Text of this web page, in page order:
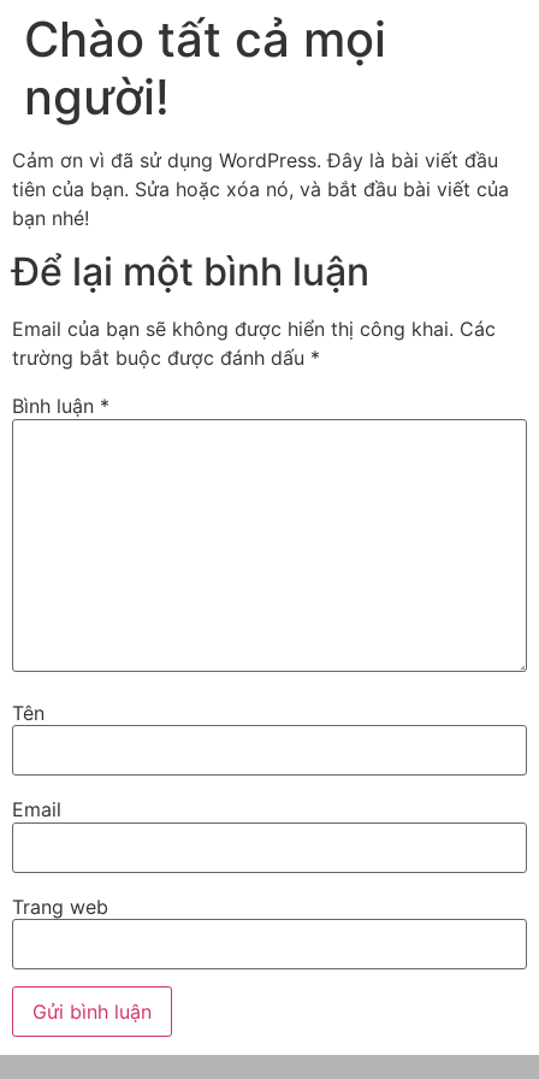
Chào tất cả mọi
người!
Cảm ơn vì đã sử dụng WordPress. Đây là bài viết đầu
tiên của bạn. Sửa hoặc xóa nó, và bắt đầu bài viết của
bạn nhé!
Để lại một bình luận
Email của bạn sẽ không được hiển thị công khai. Các
trường bắt buộc được đánh dấu *
Bình luận *
Tên
Email
Trang web